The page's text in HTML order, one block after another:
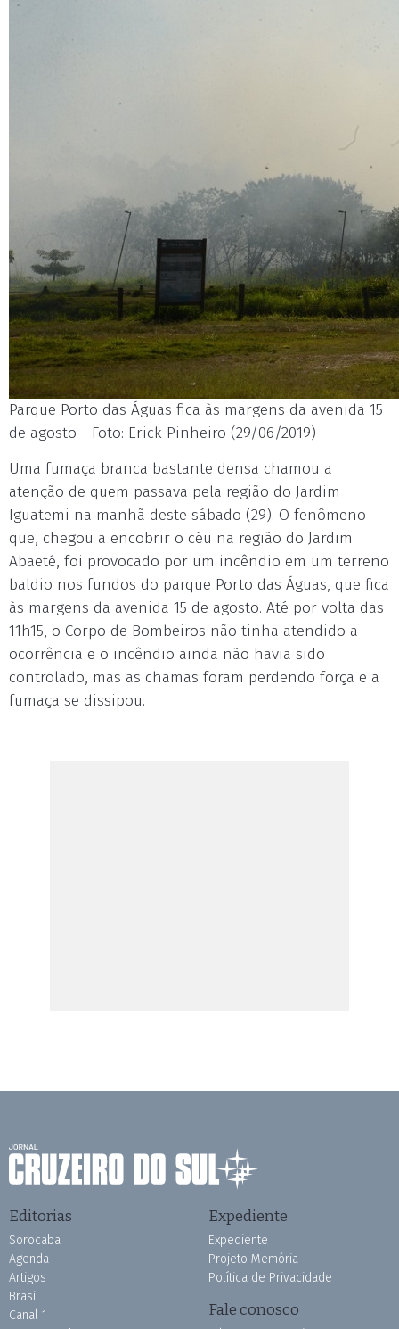
Parque Porto das Águas fica às margens da avenida 15
de agosto - Foto: Erick Pinheiro (29/06/2019)
Uma fumaça branca bastante densa chamou a
atenção de quem passava pela região do Jardim
Iguatemi na manhã deste sábado (29). O fenômeno
que, chegou a encobrir o céu na região do Jardim
Abaeté, foi provocado por um incêndio em um terreno
baldio nos fundos do parque Porto das Águas, que fica
às margens da avenida 15 de agosto. Até por volta das
11h15, o Corpo de Bombeiros não tinha atendido a
ocorrência e o incêndio ainda não havia sido
controlado, mas as chamas foram perdendo força e a
fumaça se dissipou.
Editorias
Sorocaba
Agenda
Artigos
Brasil
Canal 1
Expediente
Expediente
Projeto Memória
Política de Privacidade
Fale conosco